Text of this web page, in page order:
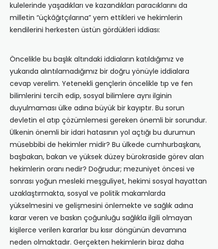
kulelerinde yaşadıkları ve kazandıkları paracıklarını da
milletin “üçkâğıtçılarına” yem ettikleri ve hekimlerin
kendilerini herkesten üstün gördükleri iddiası:
Öncelikle bu başlık altındaki iddiaların katıldığımız ve
yukarıda alıntılamadığımız bir doğru yönüyle iddialara
cevap verelim. Yetenekli gençlerin öncelikle tıp ve fen
bilimlerini tercih edip, sosyal bilimlere aynı ilginin
duyulmaması ülke adına büyük bir kayıptır. Bu sorun
devletin el atıp çözümlemesi gereken önemli bir sorundur.
Ülkenin önemli bir idari hatasının yol açtığı bu durumun
müsebbibi de hekimler midir? Bu ülkede cumhurbaşkanı,
başbakan, bakan ve yüksek düzey bürokraside görev alan
hekimlerin oranı nedir? Doğrudur; mezuniyet öncesi ve
sonrası yoğun mesleki meşguliyet, hekimi sosyal hayattan
uzaklaştırmakta, sosyal ve politik makamlarda
yükselmesini ve gelişmesini önlemekte ve sağlık adına
karar veren ve baskın çoğunluğu sağlıkla ilgili olmayan
kişilerce verilen kararlar bu kısır döngünün devamına
neden olmaktadır. Gerçekten hekimlerin biraz daha